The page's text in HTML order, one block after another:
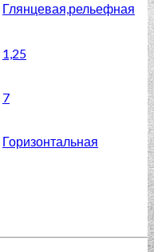
Глянцевая,рельефная
1,25
7
Горизонтальная